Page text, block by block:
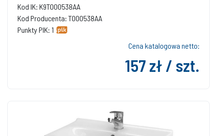
Kod IK: K9T000538AA
Kod Producenta: T000538AA
Punkty PIK: 1
Cena katalogowa netto:
157 zł / szt.